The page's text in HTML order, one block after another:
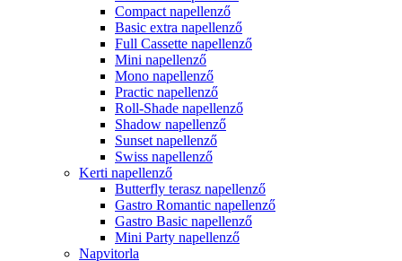
Compact napellenző
Basic extra napellenző
Full Cassette napellenző
Mini napellenző
Mono napellenző
Practic napellenző
Roll-Shade napellenző
Shadow napellenző
Sunset napellenző
Swiss napellenző
Kerti napellenző
Butterfly terasz napellenző
Gastro Romantic napellenző
Gastro Basic napellenző
Mini Party napellenző
Napvitorla